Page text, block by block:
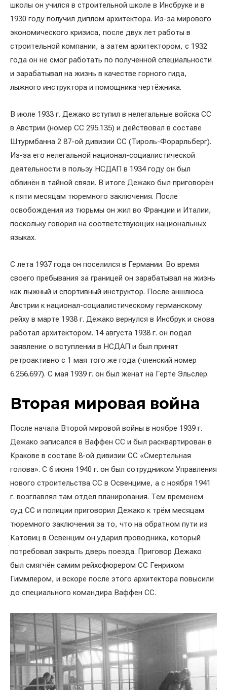
школы он учился в строительной школе в Инсбруке и в
1930 году получил диплом архитектора. Из-за мирового
экономического кризиса, после двух лет работы в
строительной компании, а затем архитектором, с 1932
года он не смог работать по полученной специальности
и зарабатывал на жизнь в качестве горного гида,
лыжного инструктора и помощника чертёжника.
В июле 1933 г. Дежако вступил в нелегальные войска СС
в Австрии (номер СС 295.135) и действовал в составе
Штурмбанна 2 87-ой дивизии СС (Тироль-Форарльберг).
Из-за его нелегальной национал-социалистической
деятельности в пользу НСДАП в 1934 году он был
обвинён в тайной связи. В итоге Дежако был приговорён
к пяти месяцам тюремного заключения. После
освобождения из тюрьмы он жил во Франции и Италии,
поскольку говорил на соответствующих национальных
языках.
С лета 1937 года он поселился в Германии. Во время
своего пребывания за границей он зарабатывал на жизнь
как лыжный и спортивный инструктор. После аншлюса
Австрии к национал-социалистическому германскому
рейху в марте 1938 г. Дежако вернулся в Инсбрук и снова
работал архитектором. 14 августа 1938 г. он подал
заявление о вступлении в НСДАП и был принят
ретроактивно с 1 мая того же года (членский номер
6.256.697). С мая 1939 г. он был женат на Герте Эльслер.
Вторая мировая война
После начала Второй мировой войны в ноябре 1939 г.
Дежако записался в Ваффен СС и был расквартирован в
Кракове в составе 8-ой дивизии СС «Смертельная
голова». С 6 июня 1940 г. он был сотрудником Управления
нового строительства СС в Освенциме, а с ноября 1941
г. возглавлял там отдел планирования. Тем временем
суд СС и полиции приговорил Дежако к трём месяцам
тюремного заключения за то, что на обратном пути из
Катовиц в Освенцим он ударил проводника, который
потребовал закрыть дверь поезда. Приговор Дежако
был смягчён самим рейхсфюрером СС Генрихом
Гиммлером, и вскоре после этого архитектора повысили
до специального командира Ваффен СС.